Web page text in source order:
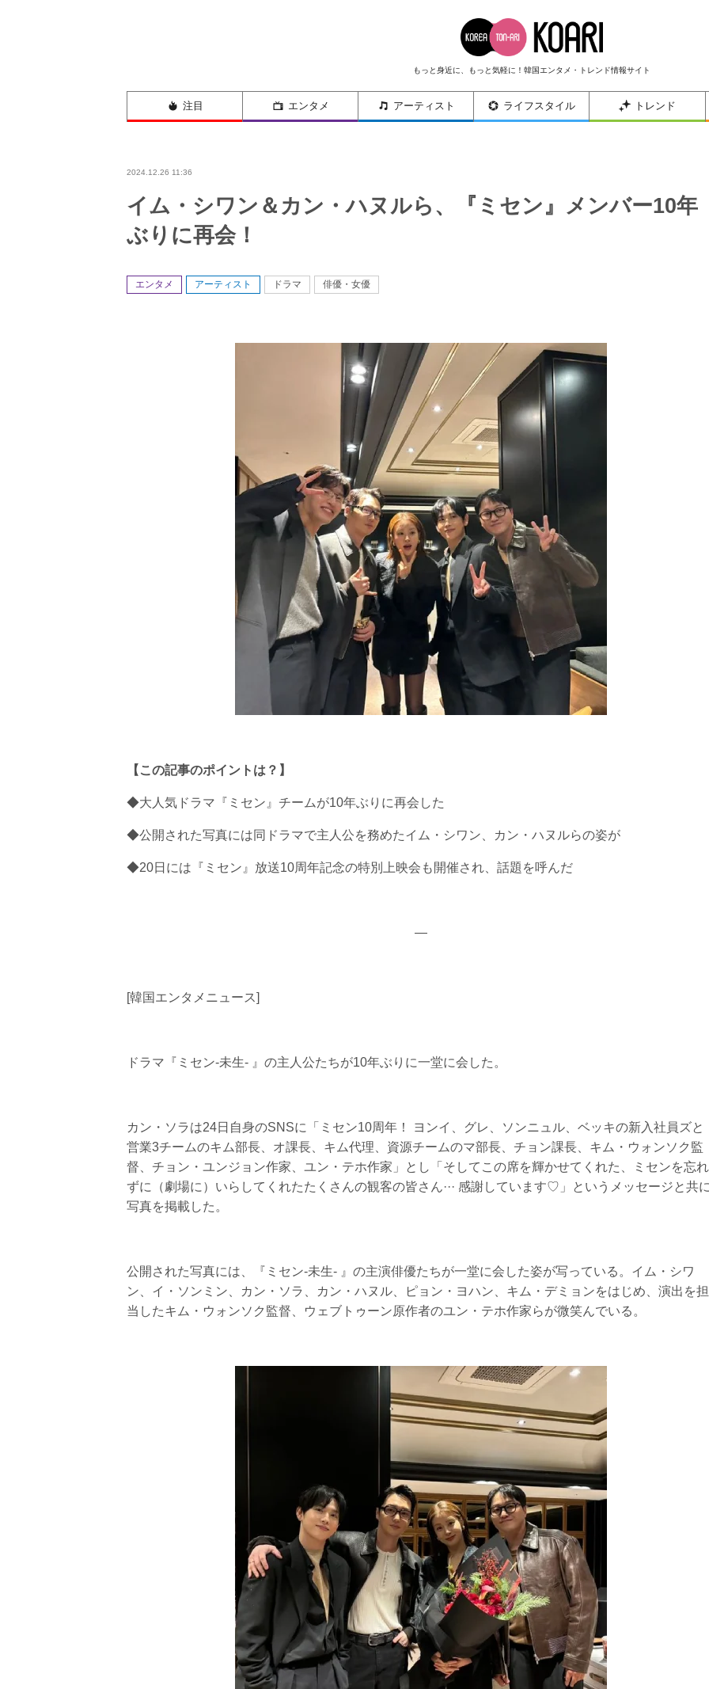
もっと身近に、もっと気軽に！韓国エンタメ・トレンド情報サイト
注目 エンタメ アーティスト ライフスタイル トレンド
2024.12.26 11:36
イム・シワン＆カン・ハヌルら、『ミセン』メンバー10年
ぶりに再会！
エンタメ アーティスト ドラマ 俳優・女優
【この記事のポイントは？】
◆大人気ドラマ『ミセン』チームが10年ぶりに再会した
◆公開された写真には同ドラマで主人公を務めたイム・シワン、カン・ハヌルらの姿が
◆20日には『ミセン』放送10周年記念の特別上映会も開催され、話題を呼んだ
—
[韓国エンタメニュース]
ドラマ『ミセン-未生- 』の主人公たちが10年ぶりに一堂に会した。
カン・ソラは24日自身のSNSに「ミセン10周年！ ヨンイ、グレ、ソンニュル、ベッキの新入社員ズと
営業3チームのキム部長、オ課長、キム代理、資源チームのマ部長、チョン課長、キム・ウォンソク監
督、チョン・ユンジョン作家、ユン・テホ作家」とし「そしてこの席を輝かせてくれた、ミセンを忘れ
ずに（劇場に）いらしてくれたたくさんの観客の皆さん··· 感謝しています♡」というメッセージと共
写真を掲載した。
公開された写真には、『ミセン-未生- 』の主演俳優たちが一堂に会した姿が写っている。イム・シワ
ン、イ・ソンミン、カン・ソラ、カン・ハヌル、ピョン・ヨハン、キム・デミョンをはじめ、演出を担
当したキム・ウォンソク監督、ウェブトゥーン原作者のユン・テホ作家らが微笑んでいる。